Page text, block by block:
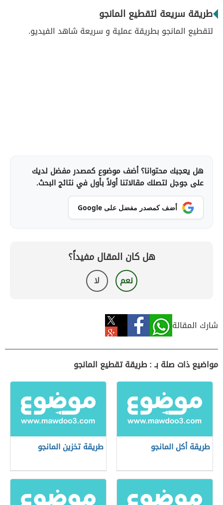
طريقة سريعة لتقطيع المانجو
لتقطيع المانجو بطريقة عملية و سريعة شاهد الفيديو.
هل يعجبك محتوانا؟ أضف موضوع كمصدر مفضل لديك
على جوجل لتصلك مقالاتنا أولاً بأول في نتائج البحث.
أضف كمصدر مفضل على Google
هل كان المقال مفيداً؟
نعم لا
شارك المقالة
مواضيع ذات صلة بـ : طريقة تقطيع المانجو
طريقة أكل المانجو طريقة تخزين المانجو